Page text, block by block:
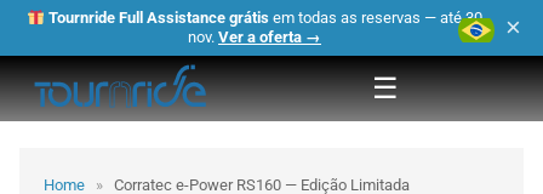
Tournride Full Assistance grátisem todas as reservas — até 30
nov. Ver a oferta → ×
☰
Home » Corratec e-Power RS160 — Edição Limitada